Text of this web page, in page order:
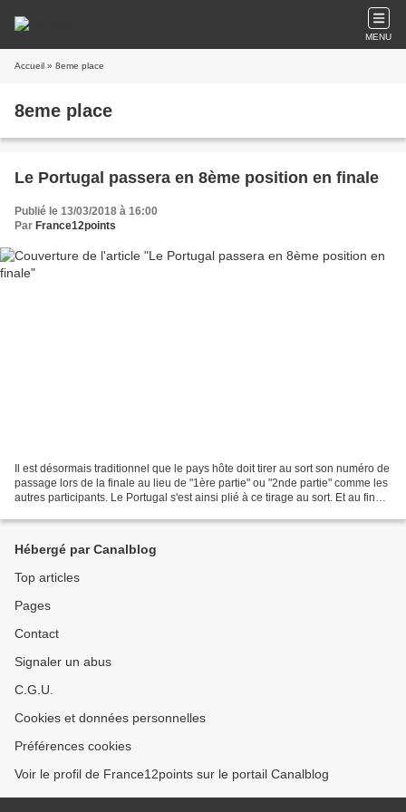
MENU
Accueil » 8eme place
8eme place
Le Portugal passera en 8ème position en finale
Publié le 13/03/2018 à 16:00
Par France12points
Il est désormais traditionnel que le pays hôte doit tirer au sort son numéro de
passage lors de la finale au lieu de "1ère partie" ou "2nde partie" comme les
autres participants. Le Portugal s'est ainsi plié à ce tirage au sort. Et au final
Hébergé par Canalblog
Top articles
Pages
Contact
Signaler un abus
C.G.U.
Cookies et données personnelles
Préférences cookies
Voir le profil de France12points sur le portail Canalblog